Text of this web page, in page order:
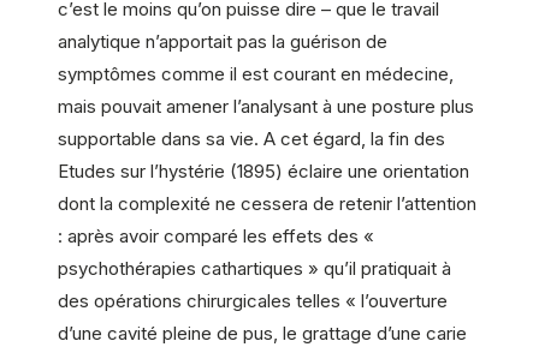
c’est le moins qu’on puisse dire – que le travail
analytique n’apportait pas la guérison de
symptômes comme il est courant en médecine,
mais pouvait amener l’analysant à une posture plus
supportable dans sa vie. A cet égard, la fin des
Etudes sur l’hystérie (1895) éclaire une orientation
dont la complexité ne cessera de retenir l’attention
: après avoir comparé les effets des «
psychothérapies cathartiques » qu’il pratiquait à
des opérations chirurgicales telles « l’ouverture
d’une cavité pleine de pus, le grattage d’une carie